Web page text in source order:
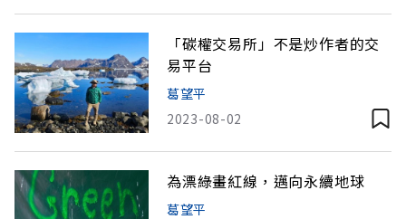
「碳權交易所」不是炒作者的交
易平台
葛望平
2023-08-02
為漂綠畫紅線，邁向永續地球
葛望平